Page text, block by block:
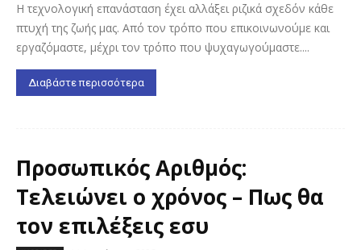
Η τεχνολογική επανάσταση έχει αλλάξει ριζικά σχεδόν κάθε
πτυχή της ζωής μας. Από τον τρόπο που επικοινωνούμε και
εργαζόμαστε, μέχρι τον τρόπο που ψυχαγωγούμαστε....
Διαβάστε περισσότερα
Προσωπικός Αριθμός:
Τελειώνει ο χρόνος – Πως θα
τον επιλέξεις εσυ